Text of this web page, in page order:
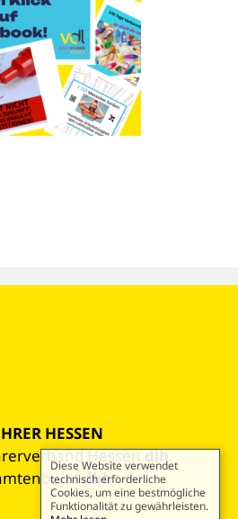
HESSEN
Hessendlh
dbb
Diese Website verwendet
technisch erforderliche
Cookies, um eine bestmögliche
Funktionalität zu gewährleisten.